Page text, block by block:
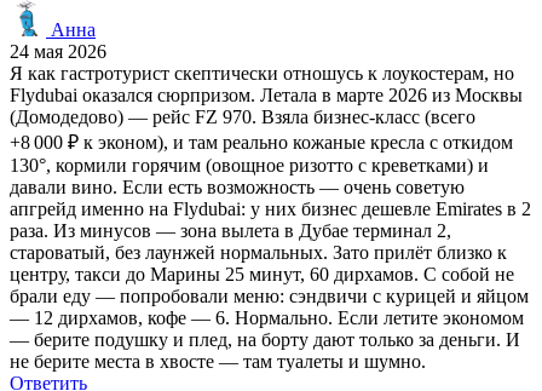
Анна
24 мая 2026
Я как гастротурист скептически отношусь к лоукостерам, но
Flydubai оказался сюрпризом. Летала в марте 2026 из Москвы
(Домодедово) — рейс FZ 970. Взяла бизнес‑класс (всего
+8 000 ₽ к эконом), и там реально кожаные кресла с откидом
130°, кормили горячим (овощное ризотто с креветками) и
давали вино. Если есть возможность — очень советую
апгрейд именно на Flydubai: у них бизнес дешевле Emirates в 2
раза. Из минусов — зона вылета в Дубае терминал 2,
староватый, без лаунжей нормальных. Зато прилёт близко к
центру, такси до Марины 25 минут, 60 дирхамов. С собой не
брали еду — попробовали меню: сэндвичи с курицей и яйцом
— 12 дирхамов, кофе — 6. Нормально. Если летите экономом
— берите подушку и плед, на борту дают только за деньги. И
не берите места в хвосте — там туалеты и шумно.
Ответить